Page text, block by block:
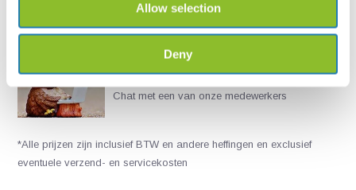
Allow selection
Deny
Live chat
Chat met een van onze medewerkers
*Alle prijzen zijn inclusief BTW en andere heffingen en exclusief
eventuele verzend- en servicekosten